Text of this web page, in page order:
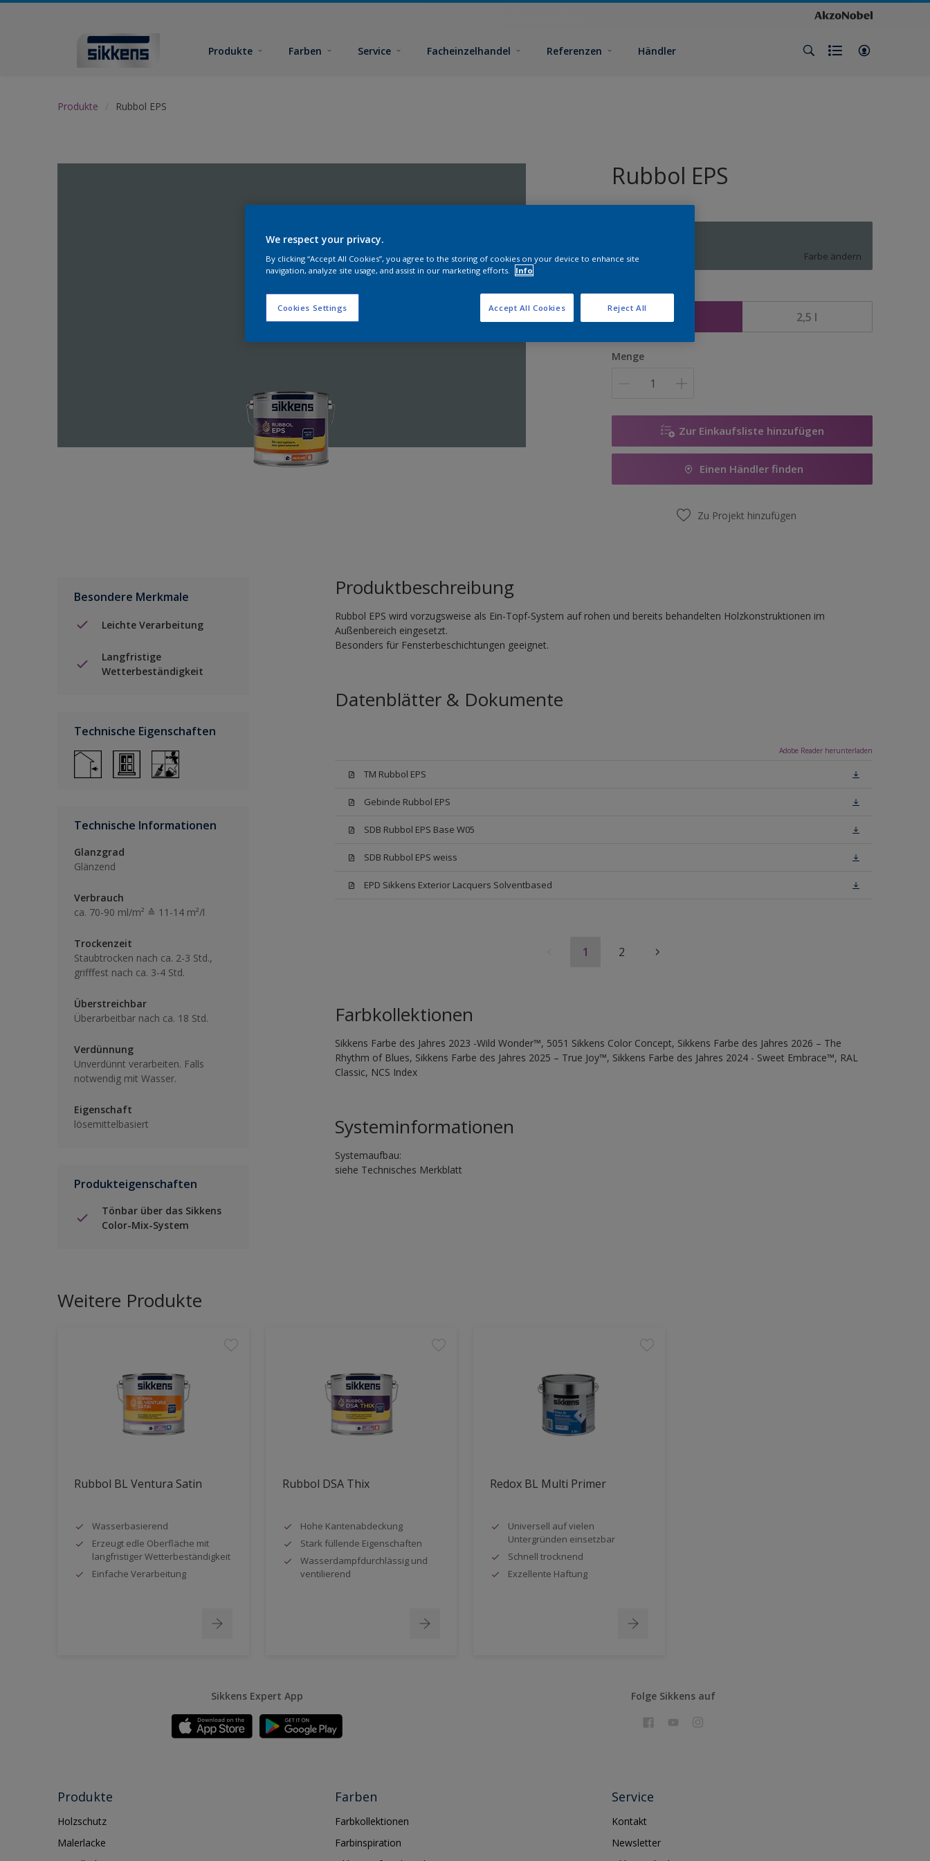
Produkte Farben Service Facheinzelhandel Referenzen Händler
Produkte Rubbol EPS
Rubbol EPS
Farbe ändern
Größe
1 l 2,5 l
Menge
Zur Einkaufsliste hinzufügen
Einen Händler finden
Zu Projekt hinzufügen
Besondere Merkmale
Leichte Verarbeitung
Langfristige
Wetterbeständigkeit
Technische Eigenschaften
Technische Informationen
Glanzgrad
Glänzend
Verbrauch
ca. 70-90 ml/m² ≙ 11-14 m²/l
Trockenzeit
Staubtrocken nach ca. 2-3 Std.,
grifffest nach ca. 3-4 Std.
Überstreichbar
Überarbeitbar nach ca. 18 Std.
Verdünnung
Unverdünnt verarbeiten. Falls
notwendig mit Wasser.
Eigenschaft
lösemittelbasiert
Produkteigenschaften
Tönbar über das Sikkens
Color-Mix-System
Produktbeschreibung
Rubbol EPS wird vorzugsweise als Ein-Topf-System auf rohen und bereits behandelten Holzkonstruktionen im
Außenbereich eingesetzt.
Besonders für Fensterbeschichtungen geeignet.
Datenblätter & Dokumente
Adobe Reader herunterladen
TM Rubbol EPS
Gebinde Rubbol EPS
SDB Rubbol EPS Base W05
SDB Rubbol EPS weiss
EPD Sikkens Exterior Lacquers Solventbased
1 2
Farbkollektionen
Sikkens Farbe des Jahres 2023 -Wild Wonder™, 5051 Sikkens Color Concept, Sikkens Farbe des Jahres 2026 – The
Rhythm of Blues, Sikkens Farbe des Jahres 2025 – True Joy™, Sikkens Farbe des Jahres 2024 - Sweet Embrace™, RAL
Classic, NCS Index
Systeminformationen
Systemaufbau:
siehe Technisches Merkblatt
Weitere Produkte
Rubbol BL Ventura Satin
Wasserbasierend
Erzeugt edle Oberfläche mit
langfristiger Wetterbeständigkeit
Einfache Verarbeitung
Rubbol DSA Thix
Hohe Kantenabdeckung
Stark füllende Eigenschaften
Wasserdampfdurchlässig und
ventilierend
Redox BL Multi Primer
Universell auf vielen
Untergründen einsetzbar
Schnell trocknend
Exzellente Haftung
Sikkens Expert App Folge Sikkens auf
Produkte
Holzschutz
Malerlacke
Farben
Farbkollektionen
Farbinspiration
Service
Kontakt
Newsletter
We respect your privacy.
By clicking “Accept All Cookies”, you agree to the storing of cookies on your device to enhance site
navigation, analyze site usage, and assist in our marketing efforts.
Info
Cookies Settings Reject All
Accept All Cookies